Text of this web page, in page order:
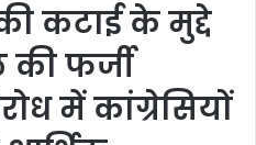
कटाई के मुद्दे
फर्जी
में कांग्रेसियों